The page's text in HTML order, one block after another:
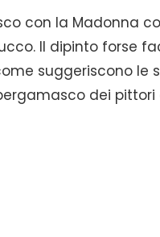
con la Madonna
Il dipinto forse
suggeriscono le
dei